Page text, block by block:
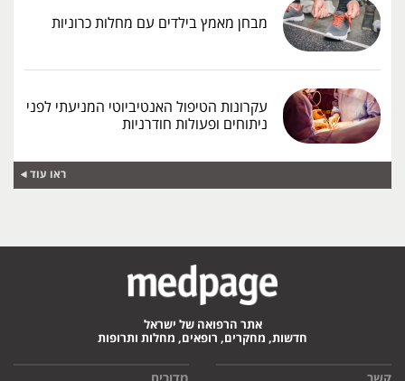
מבחן מאמץ בילדים עם מחלות כרוניות
עקרונות הטיפול האנטיביוטי המניעתי לפני
ניתוחים ופעולות חודרניות
ראו עוד
אתר הרפואה של ישראל
חדשות, מחקרים, רופאים, מחלות ותרופות